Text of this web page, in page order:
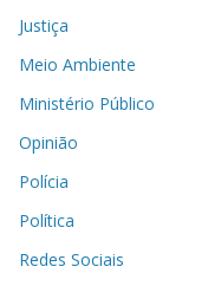
Justiça
Meio Ambiente
Ministério Público
Opinião
Polícia
Política
Redes Sociais